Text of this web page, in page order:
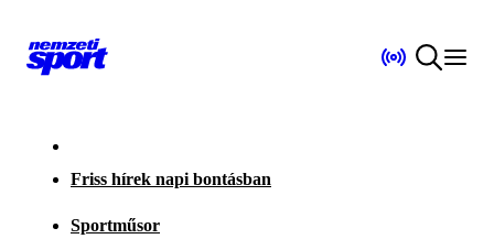
Friss hírek napi bontásban
Sportműsor